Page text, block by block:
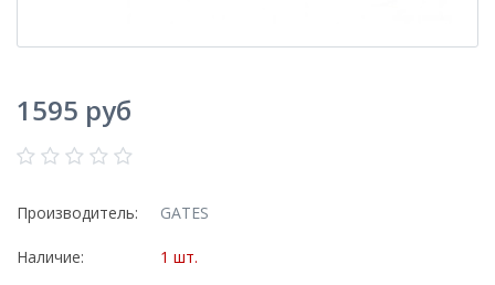
1595 руб
Производитель: GATES
Наличие: 1 шт.